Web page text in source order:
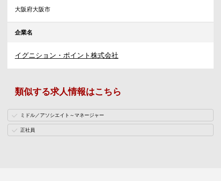
大阪府大阪市
企業名
イグニション・ポイント株式会社
類似する求人情報はこちら
ミドル／アソシエイト～マネージャー
正社員